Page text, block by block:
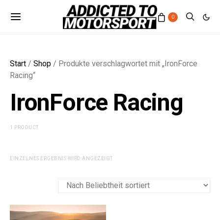
0
Start / Shop / Produkte verschlagwortet mit „IronForce
Racing“
IronForce Racing
1 PRODUCT
EINZELNES ERGEBNIS WIRD ANGEZEIGT